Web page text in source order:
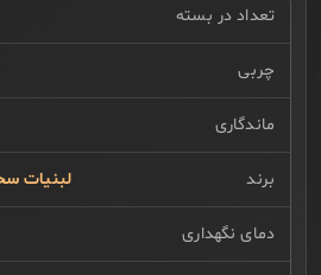
تعداد در بسته
چربی
ماندگاری
برند لبنیات
دمای نگهداری